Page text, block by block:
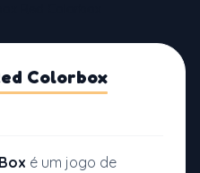
Colorbox
é um jogo de